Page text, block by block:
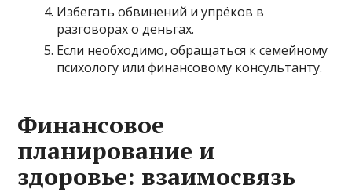
Избегать обвинений и упрёков в
разговорах о деньгах.
Если необходимо, обращаться к семейному
психологу или финансовому консультанту.
Финансовое
планирование и
здоровье: взаимосвязь